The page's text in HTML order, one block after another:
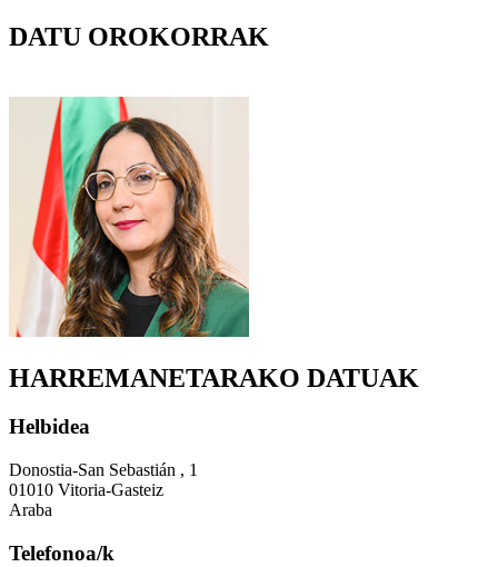
DATU OROKORRAK
HARREMANETARAKO DATUAK
Helbidea
Donostia-San Sebastián , 1
01010 Vitoria-Gasteiz
Araba
Telefonoa/k